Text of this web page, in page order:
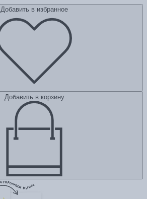
Добавить в избранное
Добавить в корзину